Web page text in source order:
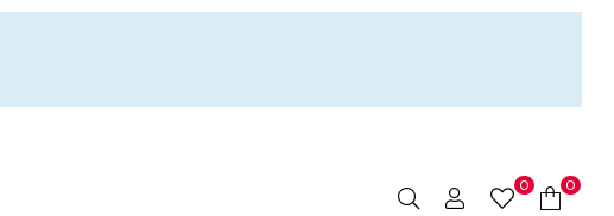
0 0